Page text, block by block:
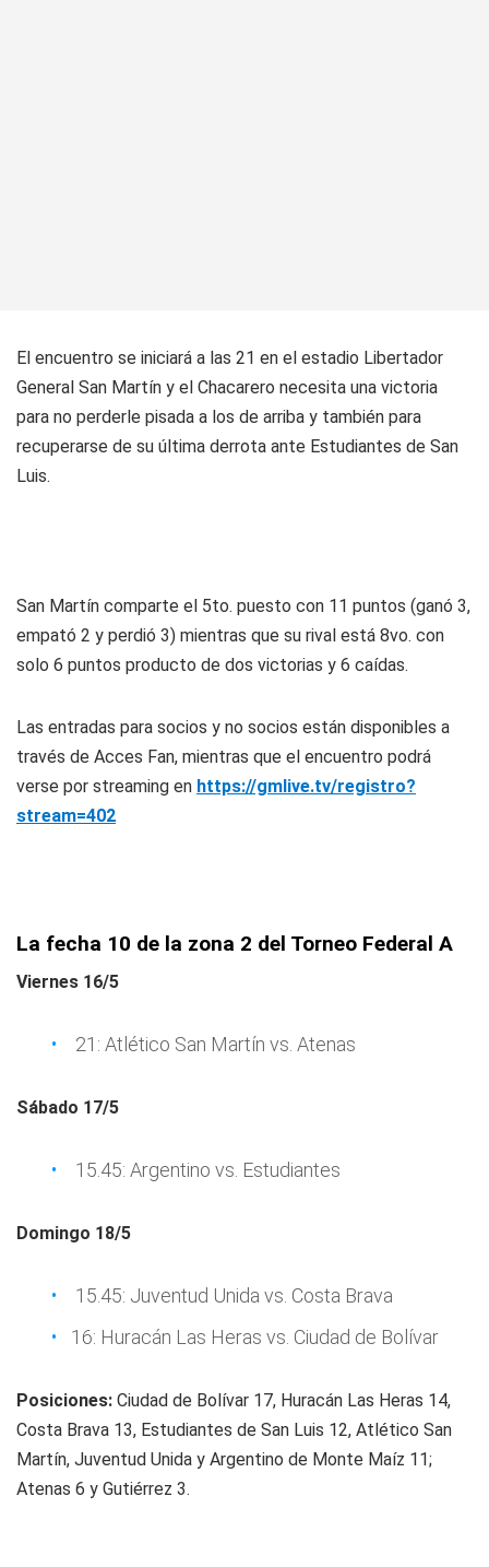
El encuentro se iniciará a las 21 en el estadio Libertador
General San Martín y el Chacarero necesita una victoria
para no perderle pisada a los de arriba y también para
recuperarse de su última derrota ante Estudiantes de San
Luis.
San Martín comparte el 5to. puesto con 11 puntos (ganó 3,
empató 2 y perdió 3) mientras que su rival está 8vo. con
solo 6 puntos producto de dos victorias y 6 caídas.
Las entradas para socios y no socios están disponibles a
través de Acces Fan, mientras que el encuentro podrá
verse por streaming en https://gmlive.tv/registro?
stream=402
La fecha 10 de la zona 2 del Torneo Federal A
Viernes 16/5
21: Atlético San Martín vs. Atenas
Sábado 17/5
15.45: Argentino vs. Estudiantes
Domingo 18/5
15.45: Juventud Unida vs. Costa Brava
16: Huracán Las Heras vs. Ciudad de Bolívar
Posiciones: Ciudad de Bolívar 17, Huracán Las Heras 14,
Costa Brava 13, Estudiantes de San Luis 12, Atlético San
Martín, Juventud Unida y Argentino de Monte Maíz 11;
Atenas 6 y Gutiérrez 3.